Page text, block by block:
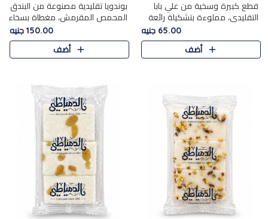
قطع كبيرة وسخية من علي بابا
التقليدي، مملوءة بتشكيلة رائعة
من المكسرات المحمصة المحمرة.
65.00 جنيه
أضف
بوندويا تقليدية مصنوعة من البندق
المحمص المقرمش، مغطاة بسخاء
بشوكولاتة فاخرة غنية لتحقيق
التوازن المثالي بين قوام القرمشة
ونكهة الشوكولاتة ا..
150.00 جنيه
أضف